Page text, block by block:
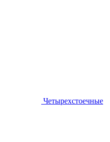
Четырехстоечные